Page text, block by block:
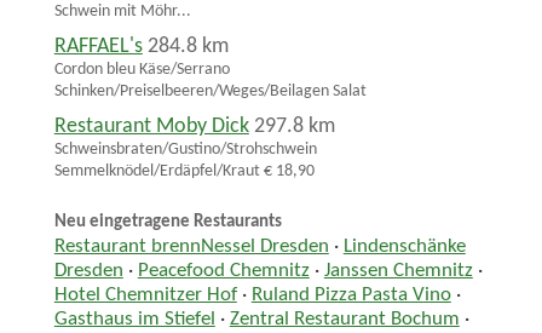
Schwein mit Möhr...
RAFFAEL's 284.8 km
Cordon bleu Käse/Serrano
Schinken/Preiselbeeren/Weges/Beilagen Salat
Restaurant Moby Dick 297.8 km
Schweinsbraten/Gustino/Strohschwein
Semmelknödel/Erdäpfel/Kraut € 18,90
Neu eingetragene Restaurants
Restaurant brennNessel Dresden · Lindenschänke
Dresden · Peacefood Chemnitz· Janssen Chemnitz·
Hotel Chemnitzer Hof· Ruland Pizza Pasta Vino·
Gasthaus im Stiefel · Zentral Restaurant Bochum ·